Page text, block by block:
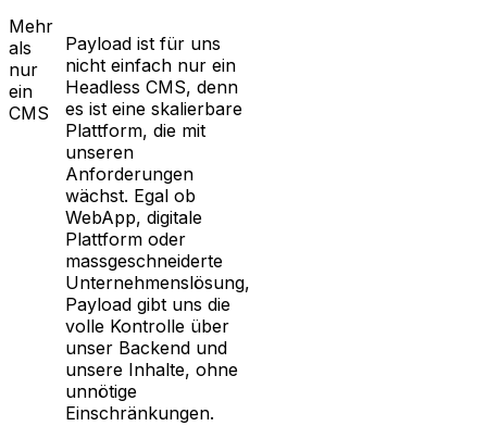
Mehr
als
nur
ein
CMS
Payload ist für uns
nicht einfach nur ein
Headless CMS, denn
es ist eine skalierbare
Plattform, die mit
unseren
Anforderungen
wächst. Egal ob
WebApp, digitale
Plattform oder
massgeschneiderte
Unternehmenslösung,
Payload gibt uns die
volle Kontrolle über
unser Backend und
unsere Inhalte, ohne
unnötige
Einschränkungen.